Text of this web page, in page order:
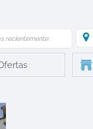
recientemente